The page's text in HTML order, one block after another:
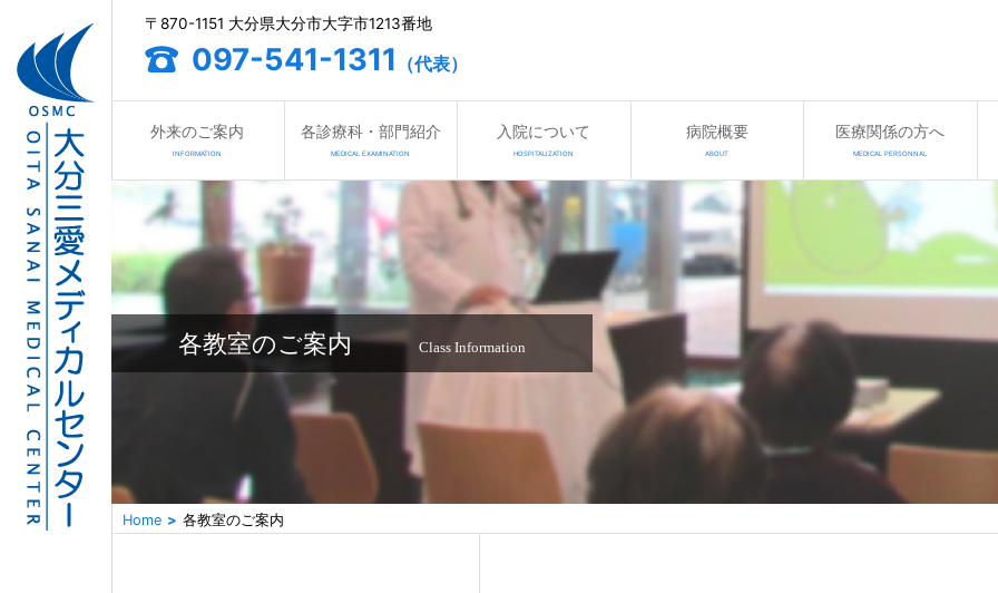
〒870-1151 大分県大分市大字市1213番地
097-541-1311 （代表）
外来のご案内
INFORMATION
各診療科・部門紹介
MEDICAL EXAMINATION
入院について
HOSPITALIZATION
病院概要
ABOUT
医療関係の方へ
MEDICAL PERSONNAL
各教室のご案内 Class Information
Home 各教室のご案内